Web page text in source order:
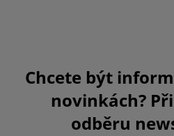
Chcete být
novinkách?
odběru